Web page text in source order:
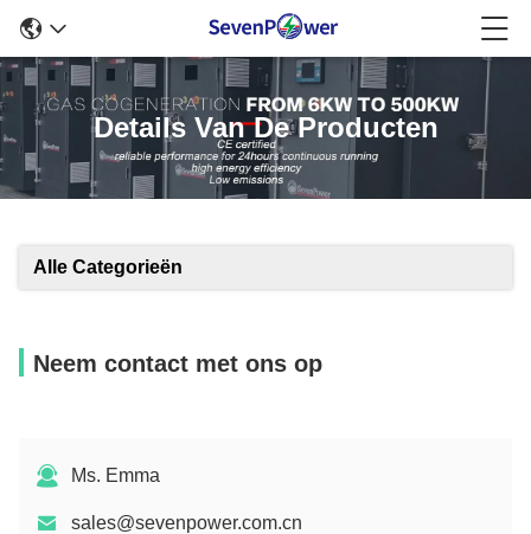
Details Van De Producten
Alle Categorieën
Neem contact met ons op
Ms. Emma
sales@sevenpower.com.cn